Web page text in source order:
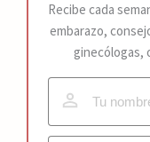
Recibe cada
embarazo,
ginecólogas,